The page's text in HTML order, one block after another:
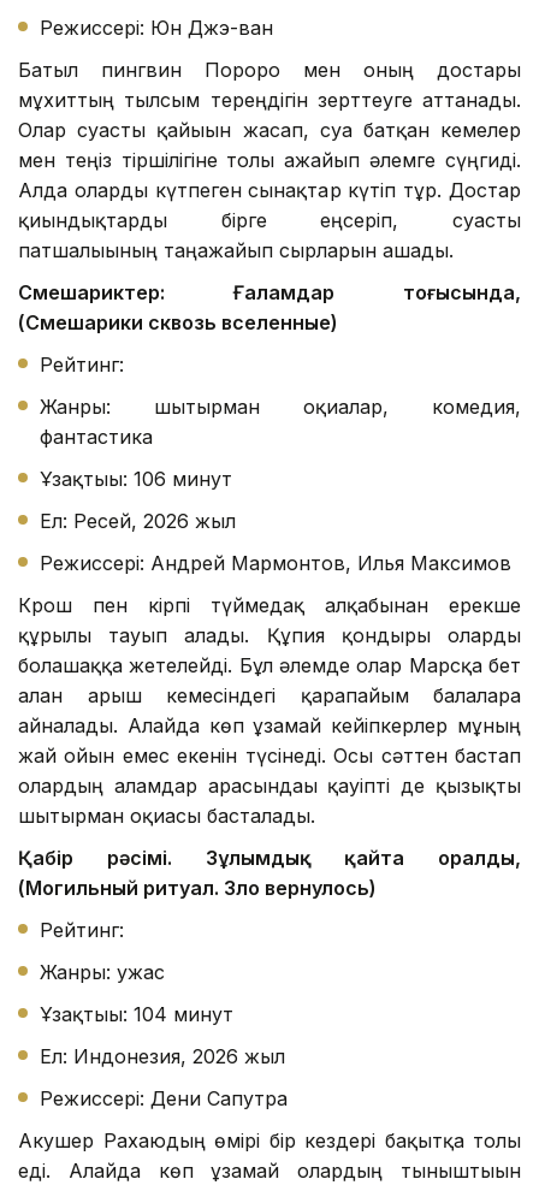
Режиссері: Юн Джэ-ван
Батыл пингвин Пороро мен оның достары
мұхиттың тылсым тереңдігін зерттеуге аттанады.
Олар суасты қайығын жасап, суға батқан кемелер
мен теңіз тіршілігіне толы ғажайып әлемге сүңгиді.
Алда оларды күтпеген сынақтар күтіп тұр. Достар
қиындықтарды бірге еңсеріп, суасты
патшалығының таңғажайып сырларын ашады.
Смешариктер: Ғаламдар тоғысында,
(Смешарики сквозь вселенные)
Рейтинг:
Жанры: шытырман оқиғалар, комедия,
фантастика
Ұзақтығы: 106 минут
Ел: Ресей, 2026 жыл
Режиссері: Андрей Мармонтов, Илья Максимов
Крош пен кірпі түймедақ алқабынан ерекше
құрылғы тауып алады. Құпия қондырғы оларды
болашаққа жетелейді. Бұл әлемде олар Марсқа бет
алған ғарыш кемесіндегі қарапайым балаларға
айналады. Алайда көп ұзамай кейіпкерлер мұның
жай ойын емес екенін түсінеді. Осы сәттен бастап
олардың ғаламдар арасындағы қауіпті де қызықты
шытырман оқиғасы басталады.
Қабір рәсімі. Зұлымдық қайта оралды,
(Могильный ритуал. Зло вернулось)
Рейтинг:
Жанры: ужас
Ұзақтығы: 104 минут
Ел: Индонезия, 2026 жыл
Режиссері: Дени Сапутра
Акушер Рахаюдың өмірі бір кездері бақытқа толы
еді. Алайда көп ұзамай олардың тыныштығын